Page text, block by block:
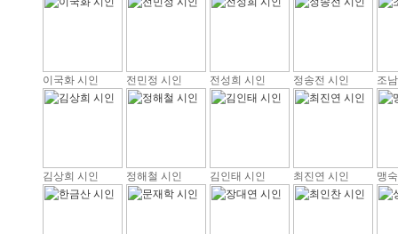
이국화 시인 전민정 시인 전성희 시인 정송전 시인 조
김상희 시인 정해철 시인 김인태 시인 최진연 시인 맹